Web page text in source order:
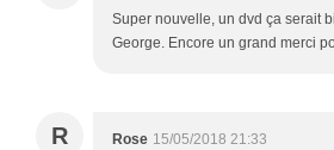
Super nouvelle, un dvd ça serait
George. Encore un grand merci
R Rose 15/05/2018 21:33